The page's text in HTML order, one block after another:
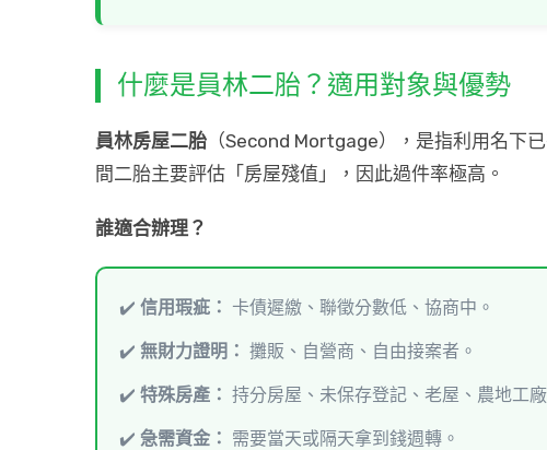
什麼是員林二胎？適用對象與優勢
員林房屋二胎 （Second Mortgage），是指利用名下
間二胎主要評估「房屋殘值」，因此過件率極高。
誰適合辦理？
✔️ 信用瑕疵： 卡債遲繳、聯徵分數低、協商中。
✔️ 無財力證明： 攤販、自營商、自由接案者。
✔️ 特殊房產： 持分房屋、未保存登記、老屋、農地工廠
✔️ 急需資金： 需要當天或隔天拿到錢週轉。